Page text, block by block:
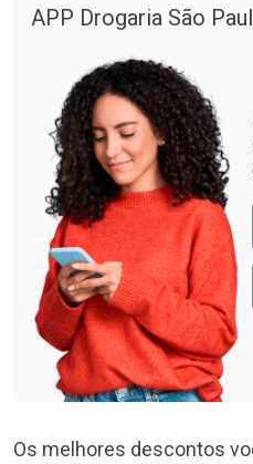
Comprar sem Desconto
Comprar sem Desconto
Por R$ 199,90/cada
APP Drogaria São
Os melhores descontos